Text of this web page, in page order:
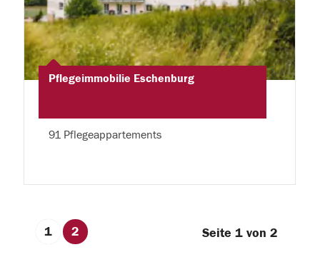
Pflegeimmobilie Eschenburg
91 Pflegeappartements
Seite 1 von 2
1 2